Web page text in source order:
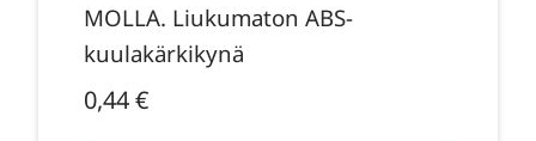
MOLLA. Liukumaton ABS-
kuulakärkikynä
0,44€